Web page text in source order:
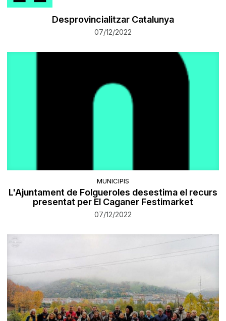
Desprovincialitzar Catalunya
07/12/2022
MUNICIPIS
L'Ajuntament de Folgueroles desestima el recurs
presentat per El Caganer Festimarket
07/12/2022